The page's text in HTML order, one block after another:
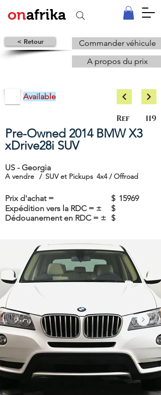
onafrika
< Retour
Commander véhicule
A propos du prix
Available
Ref 119
Pre-Owned 2014 BMW X3
xDrive28i SUV
US - Georgia
A vendre / SUV et Pickups 4x4 / Offroad
Prix d'achat = $ 15969
Expédition vers la RDC = ±
$
Dédouanement en RDC = ± $